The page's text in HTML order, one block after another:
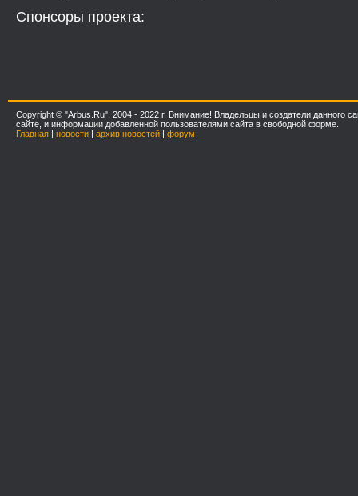
Спонсоры проекта:
Copyright © "Arbus.Ru", 2004 - 2022 г. Внимание! Владельцы и создатели данного
сайте, и информации добавленной пользователями сайта в свободной форме.
Главная | новости | архив новостей | форум